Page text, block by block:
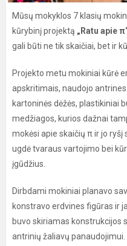
Mūsų mokyklos 7 klasių
kūrybinį projektą „Ratu apie
gali būti ne tik skaičiai, bet ir
Projekto metu mokiniai kūrė
apskritimais, naudojo
kartoninės dėžės, plastikiniai
medžiagos, kurios dažnai
mokėsi apie skaičių π ir jo
ugdė tvaraus vartojimo bei
įgūdžius.
Dirbdami mokiniai planavo
konstravo erdvines figūras ir
buvo skiriamas konstrukcijos
antrinių žaliavų